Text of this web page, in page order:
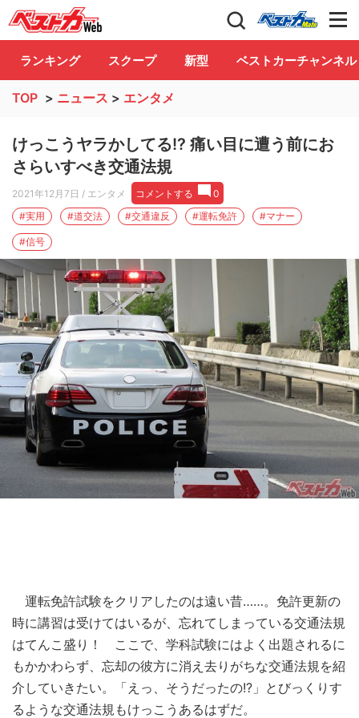
自動車情報誌「ベストカー」 Club
ランキング スクープ 新型 ベストカーチャンネル
TOP > ニュース > エンタメ
けっこうヤラかしてる!? 痛い目に遭う前にお
さらいすべき交通法規
2021年12月7日 / エンタメ コメントする
0
#実用
#道交法 #交通違反 #運転免許 #マナー
#信号
運転免許試験をクリアしたのは遠い昔……。免許更新の
時に講習は受けてはいるが、忘れてしまっている交通法規
はてんこ盛り！ ここで、学科試験にはよく出題されるに
もかかわらず、忘却の彼方に消え去りがちな交通法規を紹
介していきたい。「えっ、そうだったの!?」とびっくりす
るような交通法規もけっこうあるはずだ。